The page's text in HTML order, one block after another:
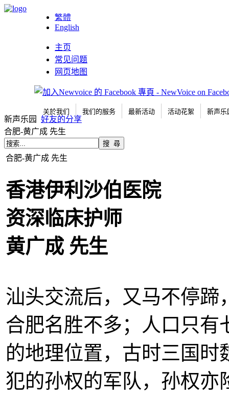
繁體
English
主页
常见问题
网页地图
关於我们 我们的服务 最新活动 活动花絮 新声乐
新声乐园
好友的分享
合肥-黄广成 先生
合肥-黄广成 先生
香港伊利沙伯医院
资深临床护师
黄广成 先生
汕头交流后，又马不停蹄
合肥名胜不多；人口只有
的地理位置，古时三国
犯的孙权的军队，孙权亦